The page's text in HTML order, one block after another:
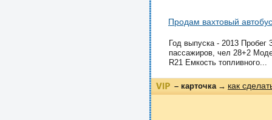
Продам вахтовый
Год выпуска - 2013
пассажиров, чел 28+2
R21 Емкость топливного...
– карточка → как